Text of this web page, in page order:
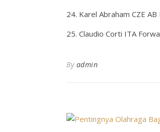
24. Karel Abraham CZE
25. Claudio Corti ITA
By admin